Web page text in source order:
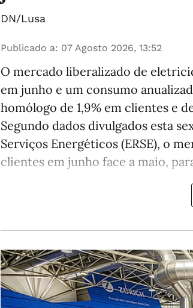
DN/Lusa
Publicado a: 07 Agosto 2026, 13:52
O mercado liberalizado de
em junho e um consumo
homólogo de 1,9% em clientes e
Segundo dados divulgados esta
Serviços Energéticos (ERSE), o
clientes em junho face a maio,